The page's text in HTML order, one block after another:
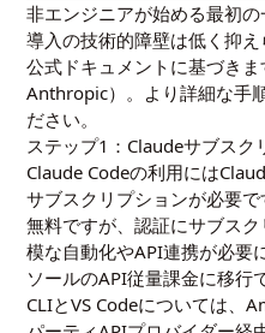
非エンジニアが始める最初
導入の技術的障壁は低く抑
公式ドキュメントに基づきま
Anthropic）。より詳細な手
ださい。
ステップ1：Claudeサブスク
Claude Codeの利用には
サブスクリプションが必要
無料ですが、認証にサブス
模な自動化やAPI連携が必要
ソールのAPI従量課金に移行
CLIとVS Codeについては、